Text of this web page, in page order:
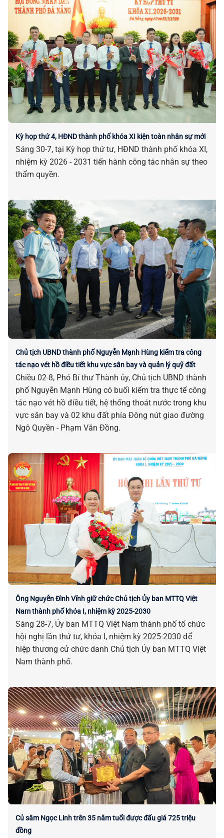
Kỳ họp thứ 4, HĐND thành phố khóa XI kiện toàn nhân sự mới
Sáng 30-7, tại Kỳ họp thứ tư, HĐND thành phố khóa XI,
nhiệm kỳ 2026 - 2031 tiến hành công tác nhân sự theo
thẩm quyền.
Chủ tịch UBND thành phố Nguyễn Mạnh Hùng kiểm tra công
tác nạo vét hồ điều tiết khu vực sân bay và quản lý quỹ đất
Chiều 02-8, Phó Bí thư Thành ủy, Chủ tịch UBND thành
phố Nguyễn Mạnh Hùng có buổi kiểm tra thực tế công
tác nạo vét hồ điều tiết, hệ thống thoát nước trong khu
vực sân bay và 02 khu đất phía Đông nút giao đường
Ngô Quyền - Phạm Văn Đồng.
Ông Nguyễn Đình Vĩnh giữ chức Chủ tịch Ủy ban MTTQ Việt
Nam thành phố khóa I, nhiệm kỳ 2025-2030
Sáng 28-7, Ủy ban MTTQ Việt Nam thành phố tổ chức
hội nghị lần thứ tư, khóa I, nhiệm kỳ 2025-2030 để
hiệp thương cử chức danh Chủ tịch Ủy ban MTTQ Việt
Nam thành phố.
Củ sâm Ngọc Linh trên 35 năm tuổi được đấu giá 725 triệu
đồng